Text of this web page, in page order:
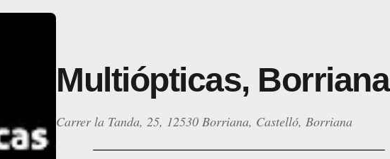
Multiópticas, Borriana
Carrer la Tanda, 25, 12530 Borriana, Castelló, Borriana